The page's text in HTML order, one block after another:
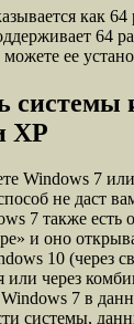
как 64
64
ее
системы
XP
Windows 7
не даст
7 также есть
и оно
10 (через
или через
7 в
системы,